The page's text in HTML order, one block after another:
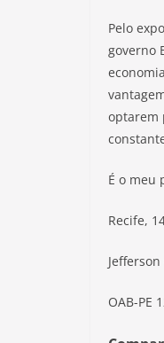
Pelo
governo
optarem
É o meu
Recife,
Jefferson
OAB-PE